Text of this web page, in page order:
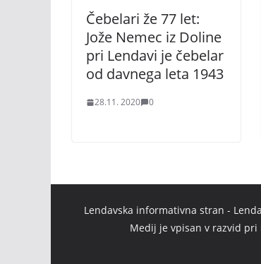
Čebelari že 77 let:
Jože Nemec iz Doline
pri Lendavi je čebelar
od davnega leta 1943
28.11. 2020 0
Lendavska informativna stran -
Medij je vpisan v razvid